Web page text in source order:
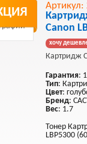
Артикул:
Canon
хочу
Картридж
Гарантия:
Тип:
Цвет:
Бренд:
Вес: 1.7
Тонер
LBP5300